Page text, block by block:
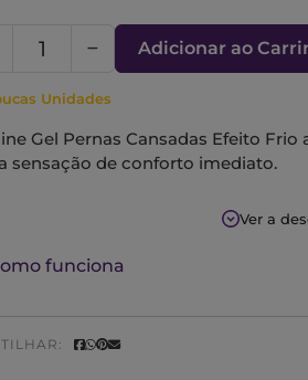
Adicionar ao
Unidades
Gel Pernas Cansadas Efeito
sensação de conforto imediato.
a reduzir a sensação de cansaço
mentol e ruscus que
Ver a
funciona